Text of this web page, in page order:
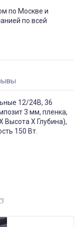
по Москве и
по всей
12/24В, 36
3 мм, пленка,
Высота Х Глубина),
150 Вт.